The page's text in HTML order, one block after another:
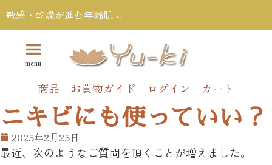
敏感・乾燥が進む年齢肌に
商品 お買物ガイド ログイン カート
ニキビにも使っていい？
2025年2月25日
最近、次のようなご質問を頂くことが増えました。